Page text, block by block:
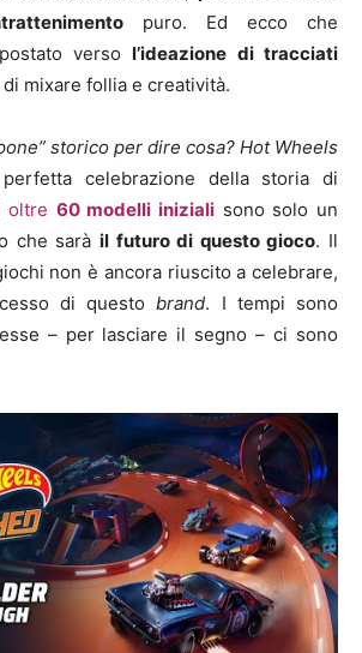
puro. Ed ecco che
versol’ideazione di tracciati
mixare follia e creatività.
storico per dire cosa? Hot Wheels
celebrazione della storia di
oltre 60 modelli iniziali sono solo un
che sarà il futuro di questo gioco. Il
non è ancora riuscito a celebrare,
di questobrand. I tempi sono
– per lasciare il segno – ci sono